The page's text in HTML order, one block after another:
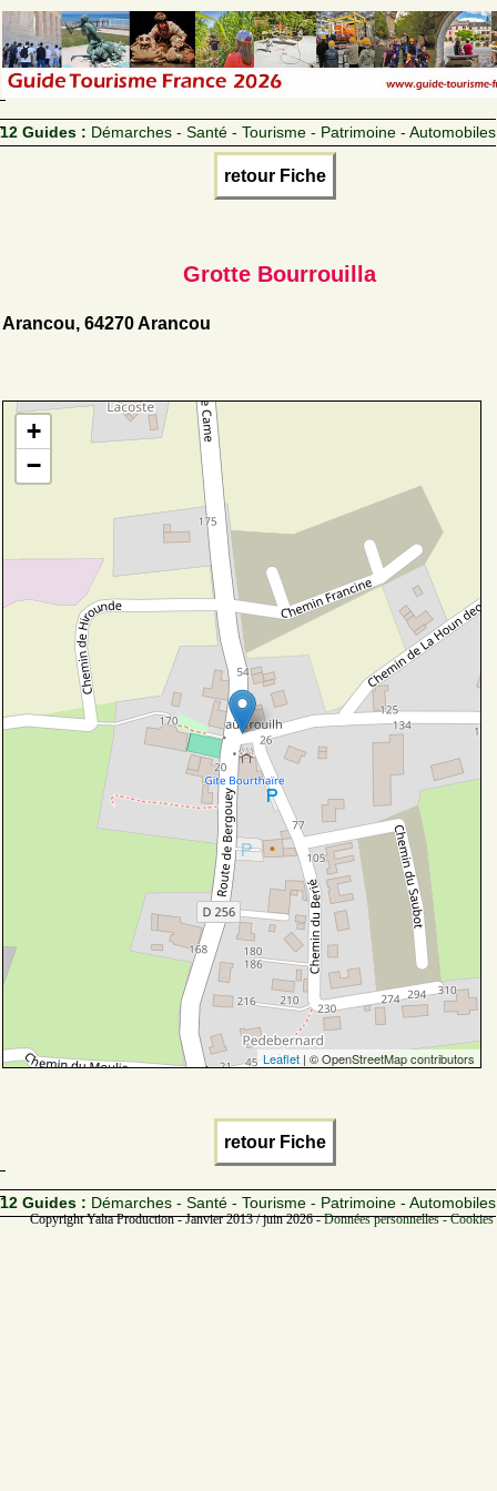
12 Guides : Démarches - Santé - Tourisme - Patrimoine - Automobiles
retour Fiche
Grotte Bourrouilla
Arancou, 64270 Arancou
+
−
Leaflet | © OpenStreetMap contributors
retour Fiche
12 Guides : Démarches - Santé - Tourisme - Patrimoine - Automobiles
Copyright Yalta Production - Janvier 2013 / juin 2026 -Données personnelles -